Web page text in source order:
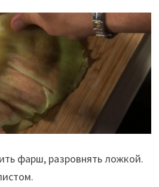
фарш, разровнять ложкой.